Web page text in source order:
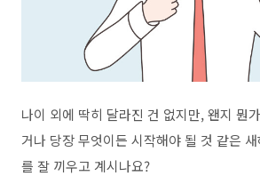
나이 외에 딱히 달라진 건 없지만, 왠지 뭔
거나 당장 무엇이든 시작해야 될 것 같은
를 잘 끼우고 계시나요?